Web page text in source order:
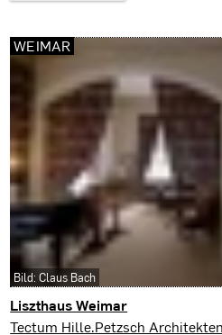
Liszthaus Weimar
Weimar
Tectum Hille.Petzsch
WEIMAR
Bild: Claus Bach